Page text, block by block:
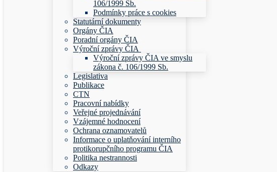
106/1999 Sb.
Podmínky práce s cookies
Statutární dokumenty
Orgány ČIA
Poradní orgány ČIA
Výroční zprávy ČIA
Výroční zprávy ČIA ve smyslu
zákona č. 106/1999 Sb.
Legislativa
Publikace
CTN
Pracovní nabídky
Veřejné projednávání
Vzájemné hodnocení
Ochrana oznamovatelů
Informace o uplatňování interního
protikorupčního programu ČIA
Politika nestrannosti
Odkazy